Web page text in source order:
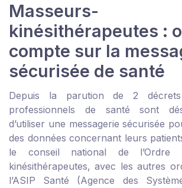
Masseurs-
kinésithérapeutes :
compte sur la
sécurisée de santé
Depuis la parution de 2
professionnels de santé sont
d’utiliser une messagerie sécurisée
des données concernant leurs
le conseil national de l’Ordre
kinésithérapeutes, avec les autres
l’ASIP Santé (Agence des